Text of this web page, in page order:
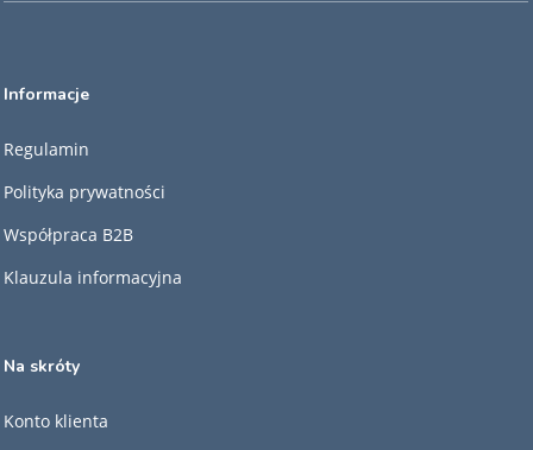
Informacje
Regulamin
Polityka prywatności
Współpraca B2B
Klauzula informacyjna
Na skróty
Konto klienta